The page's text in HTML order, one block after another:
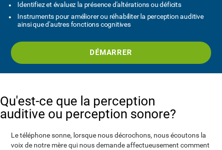
Identifiez et évaluez la présence d'altérations ou déficits
Instruments pour améliorer ou réhabiliter la perception auditive
ainsi que d'autres fonctions cognitives
DÉMARRER
Qu'est-ce que la perception
auditive ou perception sonore?
Le téléphone sonne, lorsque nous décrochons, nous écoutons la
voix de notre mère qui nous demande affectueusement comment